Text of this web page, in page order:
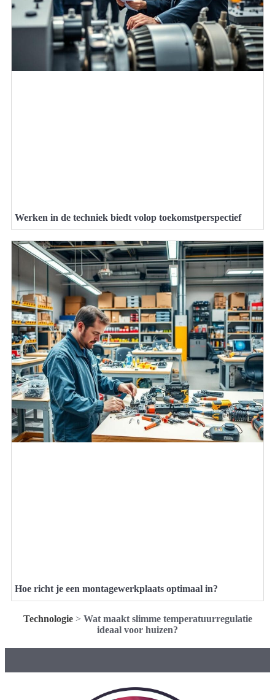
Werken in de techniek biedt volop toekomstperspectief
Hoe richt je een montagewerkplaats optimaal in?
Technologie> Wat maakt slimme temperatuurregulatie
ideaal voor huizen?